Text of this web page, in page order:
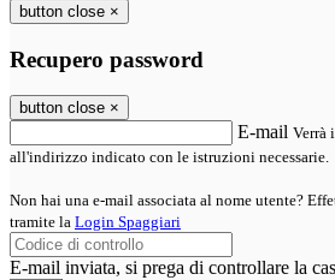
button close ×
Recupero password
button close ×
E-mail Verrà
all'indirizzo indicato con le istruzioni necessarie.
Non hai una e-mail associata al nome utente?
tramite la Login Spaggiari
E-mail inviata, si prega di controllare la